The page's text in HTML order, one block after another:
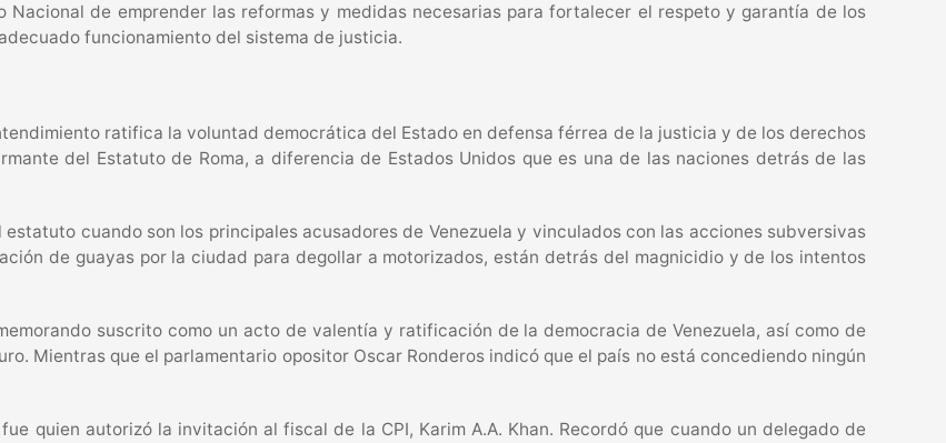
Nacional de emprender las reformas y medidas necesarias para fortalecer el respeto y garantía de los
funcionamiento del sistema de justicia.
ratifica la voluntad democrática del Estado en defensa férrea de la justicia y de los derechos
del Estatuto de Roma, a diferencia de Estados Unidos que es una de las naciones detrás de las
cuando son los principales acusadores de Venezuela y vinculados con las acciones subversivas
de guayas por la ciudad para degollar a motorizados, están detrás del magnicidio y de los intentos
suscrito como un acto de valentía y ratificación de la democracia de Venezuela, así como de
Mientras que el parlamentario opositor Oscar Ronderos indicó que el país no está concediendo ningún
quien autorizó la invitación al fiscal de la CPI, Karim A.A. Khan. Recordó que cuando un delegado de